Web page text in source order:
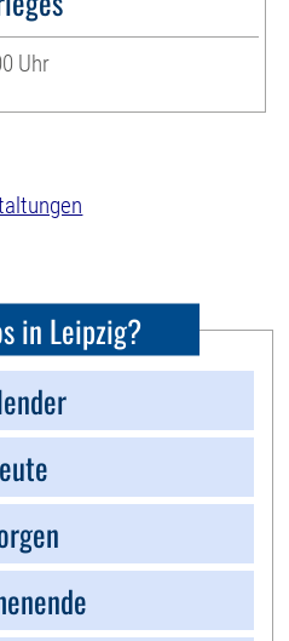
Uhr
in Leipzig?